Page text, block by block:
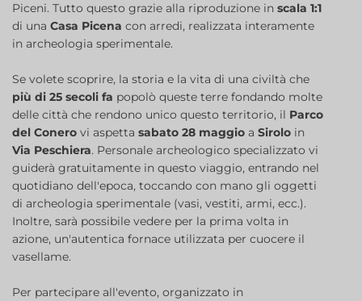
Piceni. Tutto questo grazie alla riproduzione in scala 1:1
di una Casa Picena con arredi, realizzata interamente
in archeologia sperimentale.
Se volete scoprire, la storia e la vita di una civiltà che
più di 25 secoli fa popolò queste terre fondando molte
delle città che rendono unico questo territorio, il Parco
del Conero vi aspetta sabato 28 maggio a Sirolo in
Via Peschiera. Personale archeologico specializzato vi
guiderà gratuitamente in questo viaggio, entrando nel
quotidiano dell'epoca, toccando con mano gli oggetti
di archeologia sperimentale (vasi, vestiti, armi, ecc.).
Inoltre, sarà possibile vedere per la prima volta in
azione, un'autentica fornace utilizzata per cuocere il
vasellame.
Per partecipare all'evento, organizzato in